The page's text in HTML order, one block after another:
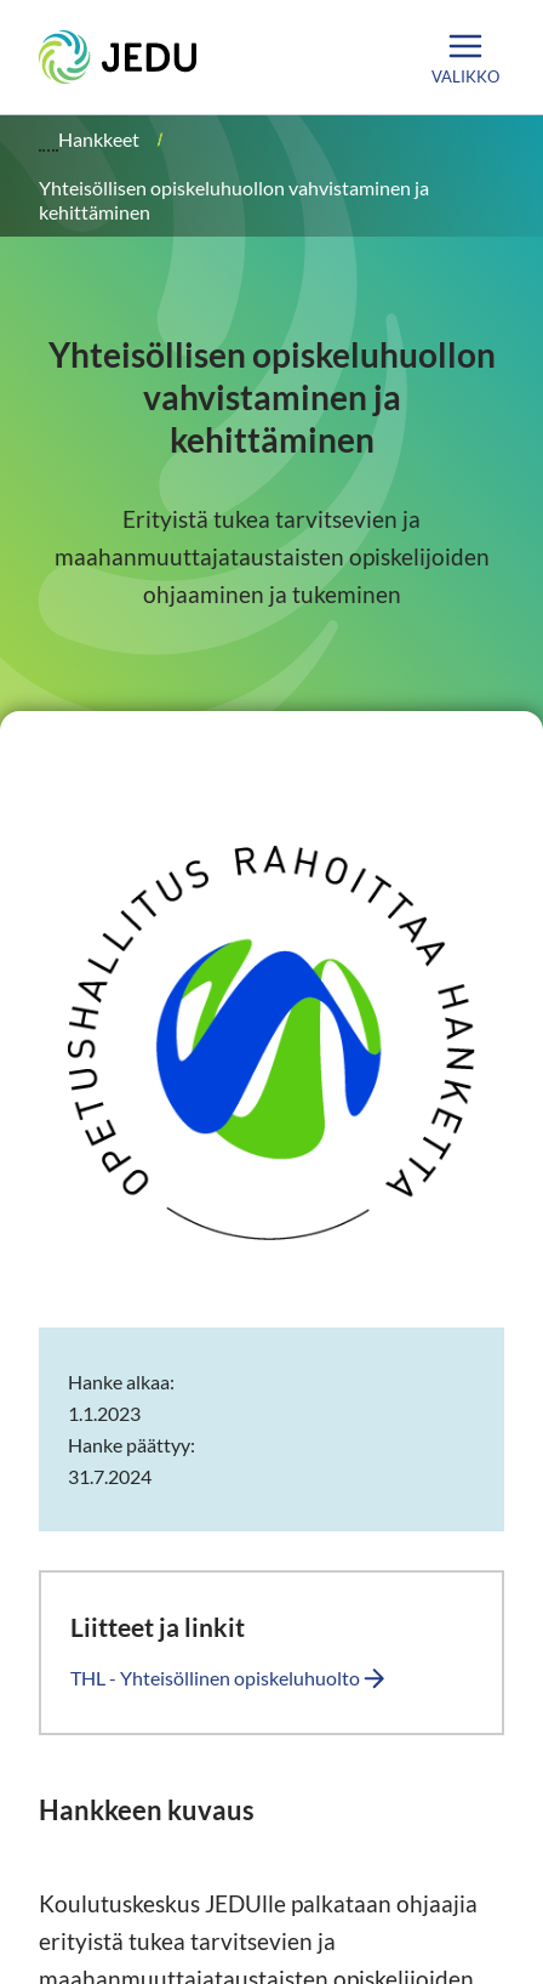
sisältöön
Etusivu
VALIKKO
Hankkeet
Yhteisöllisen opiskeluhuollon vahvistaminen ja
kehittäminen
Yhteisöllisen opiskeluhuollon
vahvistaminen ja
kehittäminen
Erityistä tukea tarvitsevien ja
maahanmuuttajataustaisten opiskelijoiden
ohjaaminen ja tukeminen
Hanke alkaa:
1.1.2023
Hanke päättyy:
31.7.2024
Liitteet ja linkit
THL - Yhteisöllinen opiskeluhuolto
Hankkeen kuvaus
Koulutuskeskus JEDUlle palkataan ohjaajia
erityistä tukea tarvitsevien ja
maahanmuuttajataustaisten opiskelijoiden